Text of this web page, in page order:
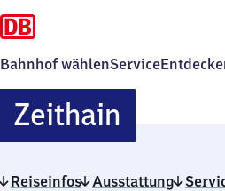
Bahnhof wählenService
ZeithainZeithain
Reiseinfos Ausstattung